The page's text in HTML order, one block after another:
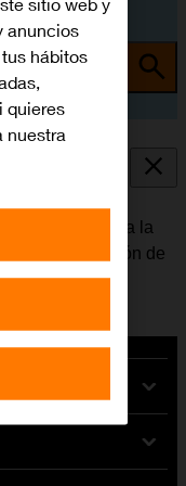
alternativa a la
activar la función de
anuncios
hábitos
quieres
nuestra